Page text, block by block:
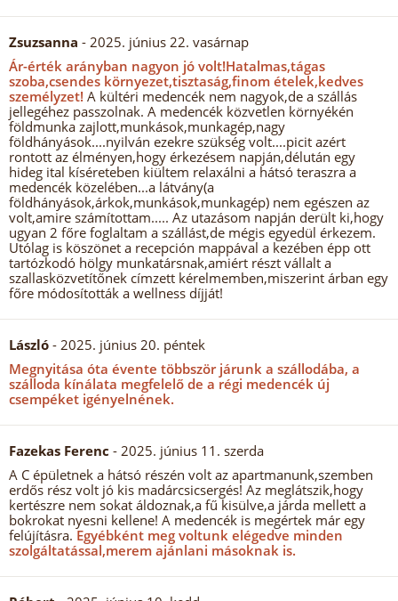
Zsuzsanna - 2025. június 22. vasárnap
Ár-érték arányban nagyon jó volt!Hatalmas,tágas
szoba,csendes környezet,tisztaság,finom ételek,kedves
személyzet! A kültéri medencék nem nagyok,de a szállás
jellegéhez passzolnak. A medencék közvetlen környékén
földmunka zajlott,munkások,munkagép,nagy
földhányások....nyilván ezekre szükség volt....picit azért
rontott az élményen,hogy érkezésem napján,délután egy
hideg ital kíséreteben kiültem relaxálni a hátsó teraszra a
medencék közelében...a látvány(a
földhányások,árkok,munkások,munkagép) nem egészen az
volt,amire számítottam..... Az utazásom napján derült ki,hogy
ugyan 2 főre foglaltam a szállást,de mégis egyedül érkezem.
Utólag is köszönet a recepción mappával a kezében épp ott
tartózkodó hölgy munkatársnak,amiért részt vállalt a
szallasközvetítőnek címzett kérelmemben,miszerint árban egy
főre módosították a wellness díjját!
László - 2025. június 20. péntek
Megnyitása óta évente többször járunk a szállodába, a
szálloda kínálata megfelelő de a régi medencék új
csempéket igényelnének.
Fazekas Ferenc - 2025. június 11. szerda
A C épületnek a hátsó részén volt az apartmanunk,szemben
erdős rész volt jó kis madárcsicsergés! Az meglátszik,hogy
kertészre nem sokat áldoznak,a fű kisülve,a járda mellett a
bokrokat nyesni kellene! A medencék is megértek már egy
felújításra. Egyébként meg voltunk elégedve minden
szolgáltatással,merem ajánlani másoknak is.